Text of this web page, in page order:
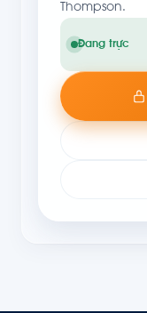
Thompson.
Đang trực